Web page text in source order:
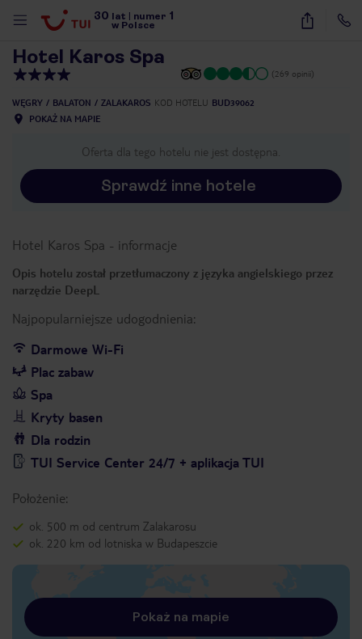
30 lat numer 1
w Polsce
9
Hotel Karos Spa
(269 opinii)
WĘGRY BALATON ZALAKAROS KOD HOTELU BUD39062
POKAŻ NA MAPIE
Oferta dla tego hotelu nie jest dostępna.
Sprawdź inne hotele
Hotel Karos Spa - informacje
Opis hotelu został przetłumaczony z języka angielskiego przez
narzędzie DeepL
Najpopularniejsze udogodnienia:
Darmowe Wi-Fi
Plac zabaw
Spa
Kryty basen
Dla rodzin
TUI Service Center 24/7 + aplikacja TUI
Położenie:
ok. 500 m od centrum Zalakarosu
ok. 220 km od lotniska w Budapeszcie
Pokaż na mapie